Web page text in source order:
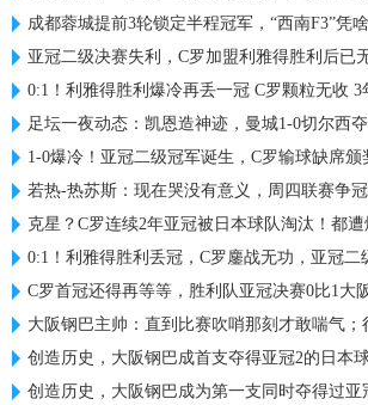
成都蓉城提前3轮锁定半程冠军，“西南F3”凭啥
亚冠二级决赛失利，C罗加盟利雅得胜利后已
0:1！利雅得胜利爆冷再丢一冠 C罗颗粒无收 3
足坛一夜动态：凯恩造神迹，曼城1-0切尔西
1-0爆冷！亚冠二级冠军诞生，C罗输球缺席颁奖
若热-热苏斯：现在哭没有意义，周四联赛争
克星？C罗连续2年亚冠被日本球队淘汰！都
0:1！利雅得胜利丢冠，C罗鏖战无功，亚冠二
C罗首冠还得再等等，胜利队亚冠决赛0比1大
大阪钢巴主帅：直到比赛吹哨那刻才敢喘气
创造历史，大阪钢巴成首支夺得亚冠2的日本球
创造历史，大阪钢巴成为第一支同时夺得过亚